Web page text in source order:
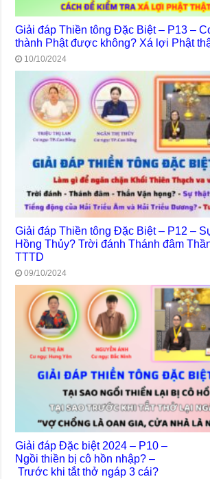
Giải đáp Thiền tông Đặc Biệt – P13 –
thành Phật được không? Xá lợi Phật
10/10/2024
Giải đáp Thiền tông Đặc Biệt – P12 –
Hồng Thủy? Trời đánh Thánh đâm
TTTD
09/10/2024
Giải đáp Đặc biệt 2024 – P10 –
Ngồi thiền bị cô hồn nhập? –
Trước khi tắt thở ngáp 3 cái?